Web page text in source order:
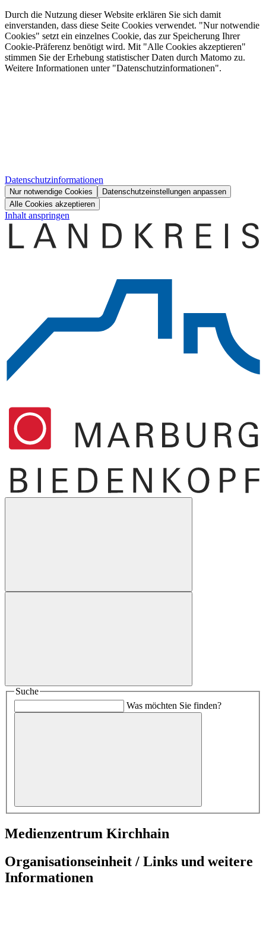
Durch die Nutzung dieser Website erklären Sie sich damit
einverstanden, dass diese Seite Cookies verwendet. "Nur notwendie
Cookies" setzt ein einzelnes Cookie, das zur Speicherung Ihrer
Cookie-Präferenz benötigt wird. Mit "Alle Cookies akzeptieren"
stimmen Sie der Erhebung statistischer Daten durch Matomo zu.
Weitere Informationen unter "Datenschutzinformationen".
Datenschutzinformationen
Nur notwendige Cookies
Datenschutzeinstellungen anpassen
Alle Cookies akzeptieren
Inhalt anspringen
Suche
Was möchten Sie finden?
Medienzentrum Kirchhain
Organisationseinheit / Links und weitere
Informationen